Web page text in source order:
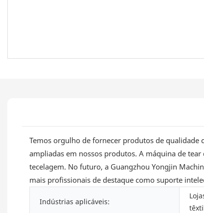
Temos orgulho de fornecer produtos de qualidade
ampliadas em nossos produtos. A máquina de
tecelagem. No futuro, a Guangzhou Yongjin
mais profissionais de destaque como suporte
Indústrias aplicáveis: